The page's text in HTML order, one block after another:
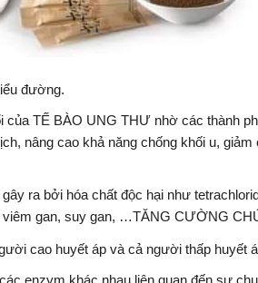
đường.
TẾ BÀO UNG THƯ nhờ các thành
nâng cao khả năng chống khối u,
ra bởi hóa chất độc hại như
viêm gan, suy gan, …TĂNG CƯỜNG
cao huyết áp và cả người thấp huyết